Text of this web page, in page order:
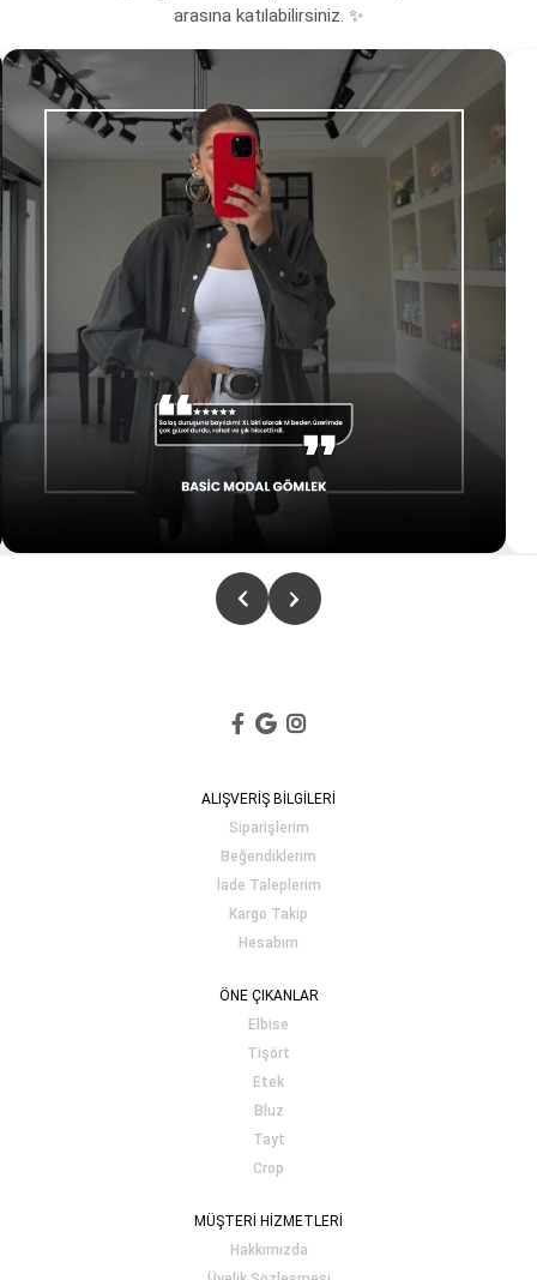
arasına katılabilirsiniz. ✨
ALIŞVERİŞ BİLGİLERİ
Siparişlerim
Beğendiklerim
İade Taleplerim
Kargo Takip
Hesabım
ÖNE ÇIKANLAR
Elbise
Tişört
Etek
Bluz
Tayt
Crop
MÜŞTERİ HİZMETLERİ
Hakkımızda